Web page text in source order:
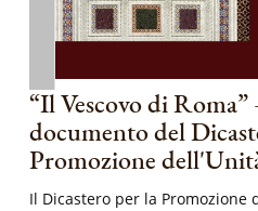
“Il Vescovo di
documento del
Promozione
Il Dicastero per la Promozione